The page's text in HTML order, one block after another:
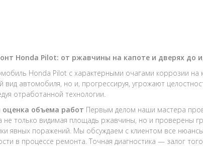
Honda Pilot: от ржавчины на капоте и дверях до
Honda Pilot с характерными очагами коррозии на
автомобиля, но и, прогрессируя, угрожают
отработанной технологии.
оценка объема работ Первым делом наши мастера
не только видимая площадь ржавчины, но и проверены
явных поражений. Мы обсуждаем с клиентом все
в процессе ремонта. Точная диагностика — залог